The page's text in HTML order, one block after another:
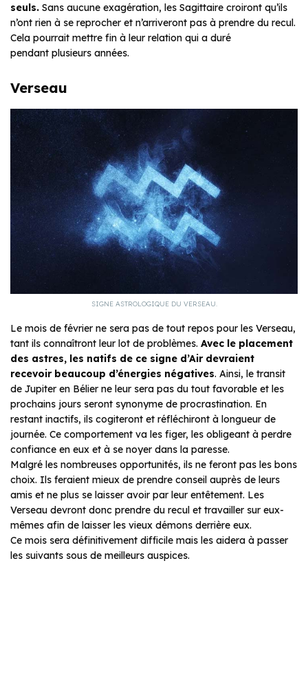
seuls. Sans aucune exagération, les Sagittaire croiront qu’ils
n’ont rien à se reprocher et n’arriveront pas à prendre du recul.
Cela pourrait mettre fin à leur relation qui a duré
pendant plusieurs années.
Verseau
SIGNE ASTROLOGIQUE DU VERSEAU.
Le mois de février ne sera pas de tout repos pour les Verseau,
tant ils connaîtront leur lot de problèmes. Avec le placement
des astres, les natifs de ce signe d’Air devraient
recevoir beaucoup d’énergies négatives. Ainsi, le transit
de Jupiter en Bélier ne leur sera pas du tout favorable et les
prochains jours seront synonyme de procrastination. En
restant inactifs, ils cogiteront et réfléchiront à longueur de
journée. Ce comportement va les figer, les obligeant à perdre
confiance en eux et à se noyer dans la paresse.
Malgré les nombreuses opportunités, ils ne feront pas les bons
choix. Ils feraient mieux de prendre conseil auprès de leurs
amis et ne plus se laisser avoir par leur entêtement. Les
Verseau devront donc prendre du recul et travailler sur eux-
mêmes afin de laisser les vieux démons derrière eux.
Ce mois sera définitivement difficile mais les aidera à passer
les suivants sous de meilleurs auspices.